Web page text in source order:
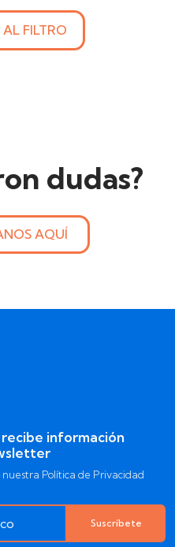
AL FILTRO
dudas?
AQUÍ
información
Política de Privacidad
Suscríbete